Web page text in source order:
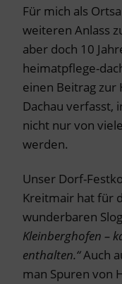
Für mich als
weiteren Anlass
aber doch 10
heimatpflege-
einen Beitrag zur
Dachau verfasst,
nicht nur von
werden.
Unser Dorf-
Kreitmair hat für
wunderbaren
Kleinberghofen –
enthalten.“Auch
man Spuren von